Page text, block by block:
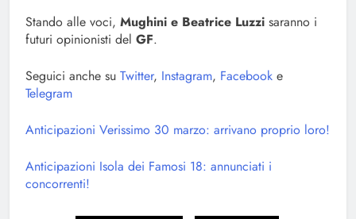
Stando alle voci, Mughini e Beatrice Luzzi saranno i
futuri opinionisti del GF.
Seguici anche su Twitter, Instagram, Facebook e
Telegram
Anticipazioni Verissimo 30 marzo: arrivano proprio loro!
Anticipazioni Isola dei Famosi 18: annunciati i
concorrenti!